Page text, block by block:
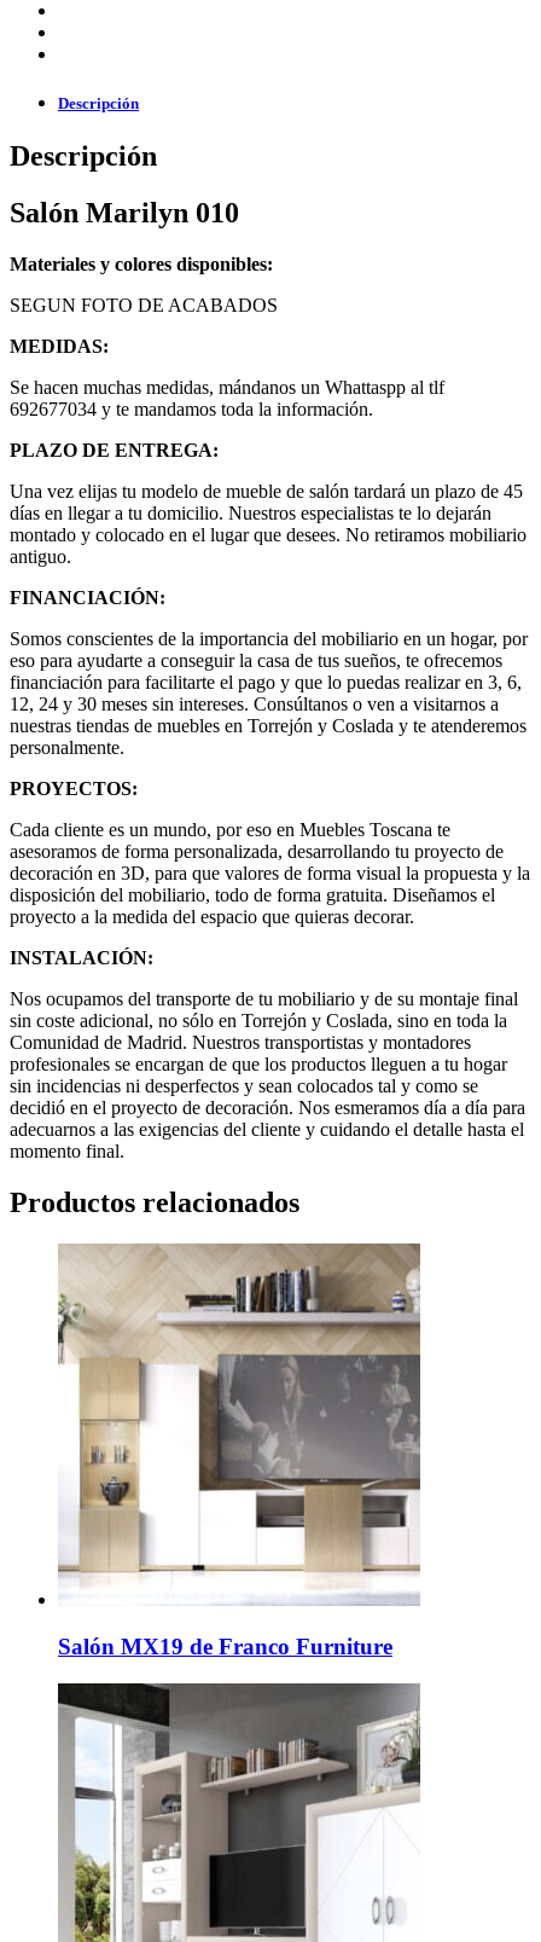
Descripción
Descripción
Salón Marilyn 010
Materiales y colores disponibles:
SEGUN FOTO DE ACABADOS
MEDIDAS:
Se hacen muchas medidas, mándanos un Whattaspp al tlf
692677034 y te mandamos toda la información.
PLAZO DE ENTREGA:
Una vez elijas tu modelo de mueble de salón tardará un plazo de 45
días en llegar a tu domicilio. Nuestros especialistas te lo dejarán
montado y colocado en el lugar que desees. No retiramos mobiliario
antiguo.
FINANCIACIÓN:
Somos conscientes de la importancia del mobiliario en un hogar, por
eso para ayudarte a conseguir la casa de tus sueños, te ofrecemos
financiación para facilitarte el pago y que lo puedas realizar en 3, 6,
12, 24 y 30 meses sin intereses. Consúltanos o ven a visitarnos a
nuestras tiendas de muebles en Torrejón y Coslada y te atenderemos
personalmente.
PROYECTOS:
Cada cliente es un mundo, por eso en Muebles Toscana te
asesoramos de forma personalizada, desarrollando tu proyecto de
decoración en 3D, para que valores de forma visual la propuesta y la
disposición del mobiliario, todo de forma gratuita. Diseñamos el
proyecto a la medida del espacio que quieras decorar.
INSTALACIÓN:
Nos ocupamos del transporte de tu mobiliario y de su montaje final
sin coste adicional, no sólo en Torrejón y Coslada, sino en toda la
Comunidad de Madrid. Nuestros transportistas y montadores
profesionales se encargan de que los productos lleguen a tu hogar
sin incidencias ni desperfectos y sean colocados tal y como se
decidió en el proyecto de decoración. Nos esmeramos día a día para
adecuarnos a las exigencias del cliente y cuidando el detalle hasta el
momento final.
Productos relacionados
Salón MX19 de Franco Furniture